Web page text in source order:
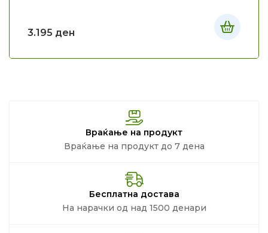
3.195 ден
Враќање на продукт
Враќање на продукт до 7 дена
Бесплатна достава
На нарачки од над 1500 денари